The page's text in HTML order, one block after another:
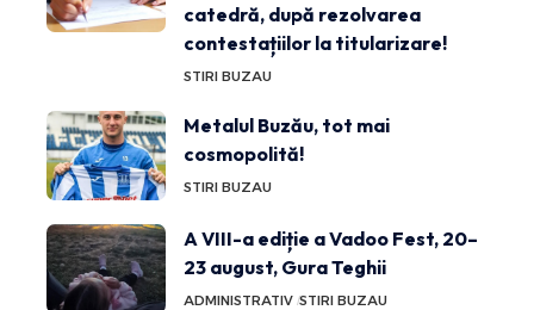
catedră, după rezolvarea
contestațiilor la titularizare!
STIRI BUZAU
Metalul Buzău, tot mai
cosmopolită!
STIRI BUZAU
A VIII-a ediție a Vadoo Fest, 20–
23 august, Gura Teghii
ADMINISTRATIV STIRI BUZAU